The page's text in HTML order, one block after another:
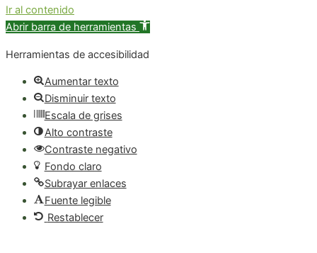
Ir al contenido
Abrir barra de herramientas
Herramientas de accesibilidad
Aumentar texto
Disminuir texto
Escala de grises
Alto contraste
Contraste negativo
Fondo claro
Subrayar enlaces
Fuente legible
Restablecer